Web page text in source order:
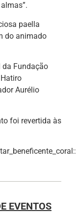
paella
do animado
da Fundação
Aurélio
foi revertida às
EVENTOS